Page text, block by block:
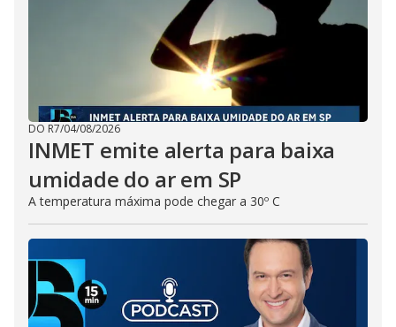
DO R7/04/08/2026
INMET emite alerta para baixa
umidade do ar em SP
A temperatura máxima pode chegar a 30º C